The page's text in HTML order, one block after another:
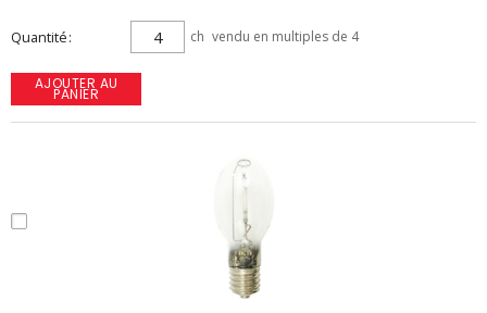
Quantité ch vendu en multiples de 4
AJOUTER AU
PANIER